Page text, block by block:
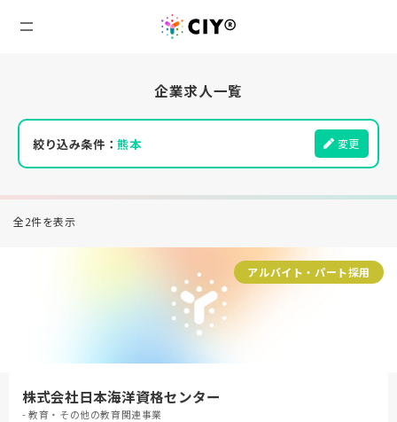
企業求人一覧
絞り込み条件：熊本 変更
全2件を表示
アルバイト・パート採用
株式会社日本海洋資格センター
- 教育・その他の教育関連事業